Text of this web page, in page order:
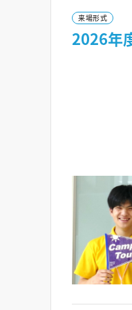
来場形式
2026年